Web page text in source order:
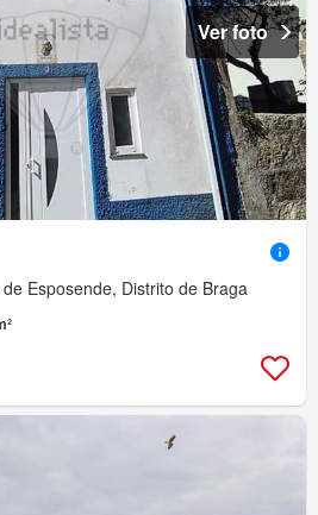
Ver foto
Esposende, Distrito de Braga